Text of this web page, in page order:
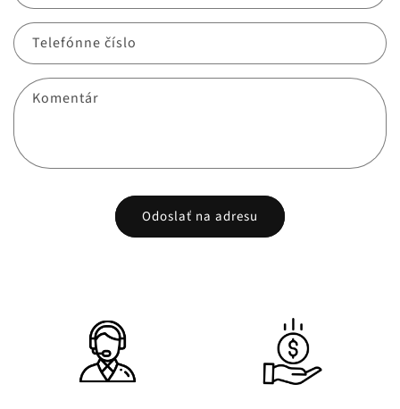
Telefónne číslo
Komentár
Odoslať na adresu